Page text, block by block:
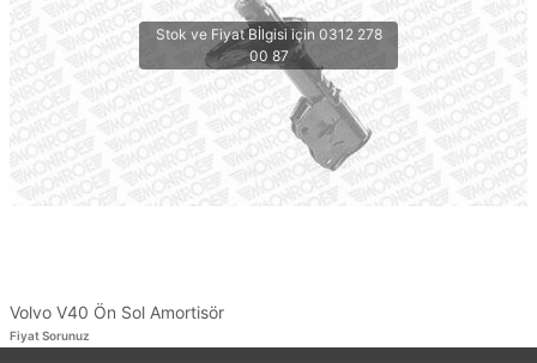
Volvo V40 Ön Sol Amortisör
Fiyat Sorunuz